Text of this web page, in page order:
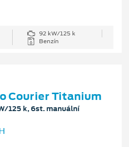
92 kW/125 k
Benzín
Courier Titanium
125 k, 6st. manuální